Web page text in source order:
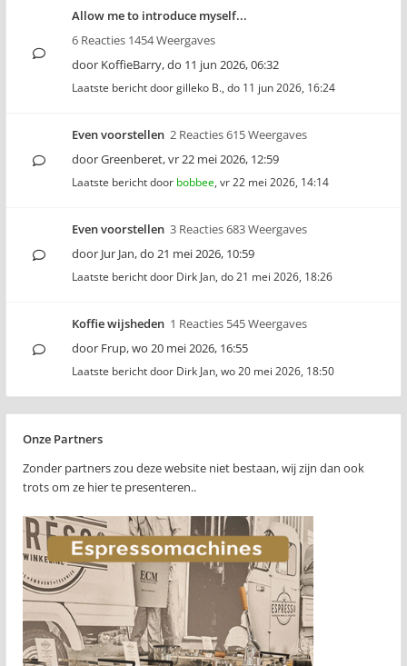
Allow me to introduce myself...
6 Reacties 1454 Weergaves
door KoffieBarry,do 11 jun 2026, 06:32
Laatste bericht doorgilleko B., do 11 jun 2026, 16:24
Even voorstellen 2 Reacties 615 Weergaves
doorGreenberet,vr 22 mei 2026, 12:59
Laatste bericht door bobbee, vr 22 mei 2026, 14:14
Even voorstellen 3 Reacties 683 Weergaves
door Jur Jan,do 21 mei 2026, 10:59
Laatste bericht door Dirk Jan, do 21 mei 2026, 18:26
Koffie wijsheden 1 Reacties 545 Weergaves
door Frup,wo 20 mei 2026, 16:55
Laatste bericht door Dirk Jan, wo 20 mei 2026, 18:50
Onze Partners
Zonder partners zou deze website niet bestaan, wij zijn dan ook
trots om ze hier te presenteren..